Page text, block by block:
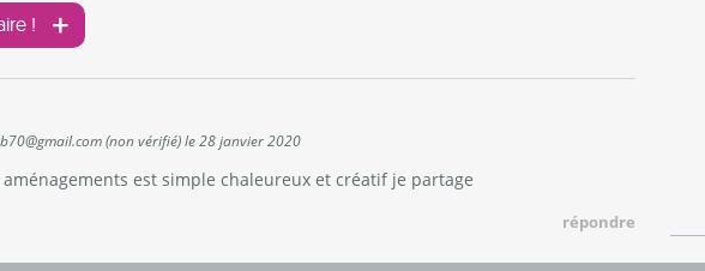
!
(non vérifié)le28 janvier 2020
est simple chaleureux et créatif je partage
répondre